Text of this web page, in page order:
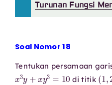
Turunan Fungsi
Soal Nomor 18
Tentukan persamaan
3 3= 10
di titik
(1